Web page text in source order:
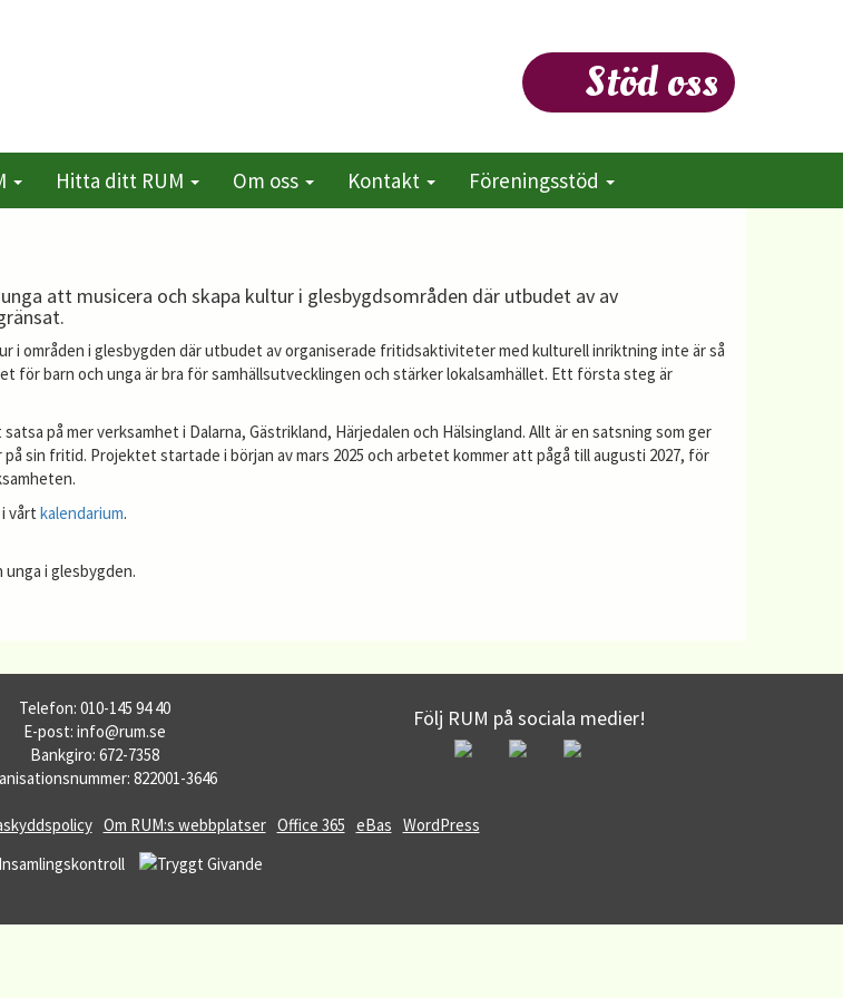
Stöd oss
Hitta ditt RUM Om oss Kontakt Föreningsstöd
att musicera och skapa kultur i glesbygdsområden där utbudet av av
i områden i glesbygden där utbudet av organiserade fritidsaktiviteter med kulturell inriktning inte är så
för barn och unga är bra för samhällsutvecklingen och stärker lokalsamhället. Ett första steg är
på mer verksamhet i Dalarna, Gästrikland, Härjedalen och Hälsingland. Allt är en satsning som ger
sin fritid. Projektet startade i början av mars 2025 och arbetet kommer att pågå till augusti 2027, för
vårt kalendarium.
i glesbygden.
Telefon: 010-145 94 40
E-post: info@rum.se
Bankgiro: 672-7358
822001-3646
Följ RUM på sociala medier!
Om RUM:s webbplatser Office 365 eBas WordPress